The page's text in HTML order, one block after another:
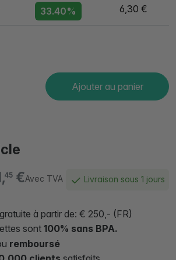
33.40% 6,30 €
Ajouter au panier
45€Avec TVA Livraison sous 1 jours
à partir de: € 250,- (FR)
sont 100% sans BPA.
remboursé